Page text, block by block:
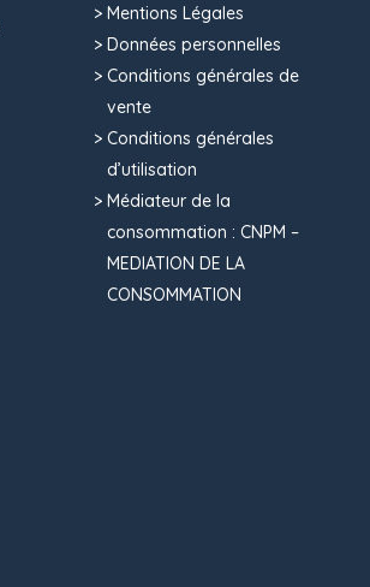
Mentions Légales
Données personnelles
Conditions générales de
vente
Conditions générales
d’utilisation
Médiateur de la
consommation : CNPM –
MEDIATION DE LA
CONSOMMATION